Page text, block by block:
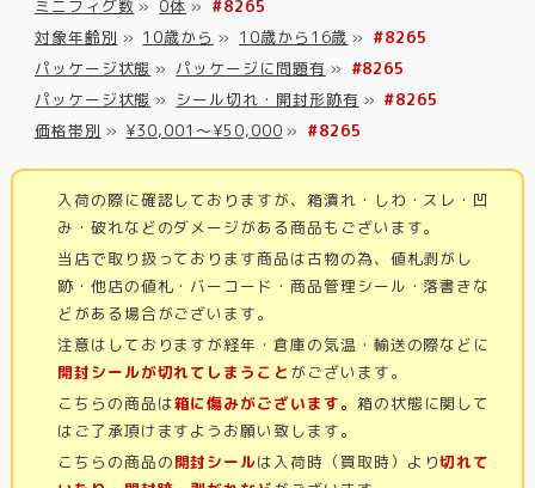
ミニフィグ数 » 0体 » #8265
対象年齢別 » 10歳から » 10歳から16歳 » #8265
パッケージ状態 » パッケージに問題有 » #8265
パッケージ状態 » シール切れ・開封形跡有 » #8265
価格帯別 » ¥30,001～¥50,000 » #8265
入荷の際に確認しておりますが、箱潰れ・しわ・スレ・凹
み・破れなどのダメージがある商品もございます。
当店で取り扱っております商品は古物の為、値札剥がし
跡・他店の値札・バーコード・商品管理シール・落書きな
どがある場合がございます。
注意はしておりますが経年・倉庫の気温・輸送の際などに
開封シールが切れてしまうこと がございます。
こちらの商品は箱に傷みがございます。 箱の状態に関して
はご了承頂けますようお願い致します。
こちらの商品の開封シールは入荷時（買取時）より切れて